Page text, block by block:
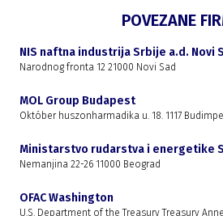
POVEZANE
NIS naftna industrija Srbije a.d. Novi
Narodnog fronta 12 21000 Novi Sad
MOL Group Budapest
Október huszonharmadika u. 18. 1117
Ministarstvo rudarstva i energetike
Nemanjina 22-26 11000 Beograd
OFAC Washington
U.S. Department of the Treasury Treasury